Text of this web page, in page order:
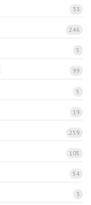
33
246
5
99
5
19
259
105
54
3